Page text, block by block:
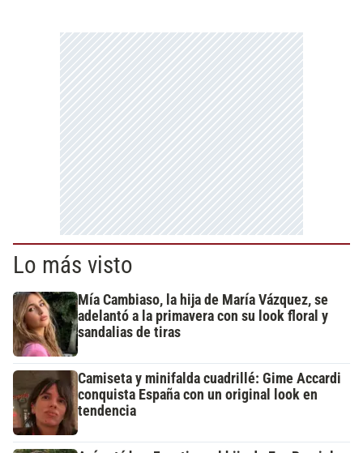
Lo más visto
Mía Cambiaso, la hija de María Vázquez, se
adelantó a la primavera con su look floral y
sandalias de tiras
Camiseta y minifalda cuadrillé: Gime Accardi
conquista España con un original look en
tendencia